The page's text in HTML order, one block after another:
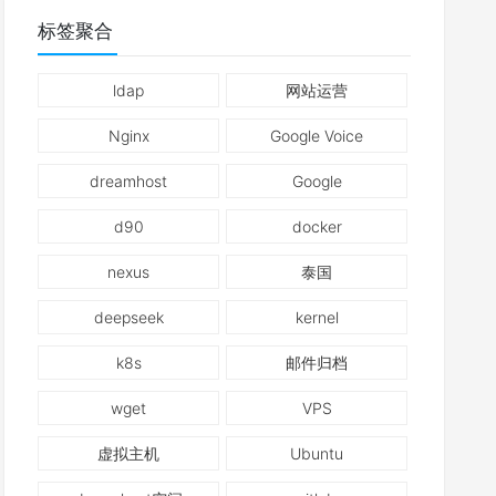
标签聚合
ldap 网站运营
Nginx Google Voice
dreamhost Google
d90 docker
nexus 泰国
deepseek kernel
k8s 邮件归档
wget VPS
虚拟主机 Ubuntu